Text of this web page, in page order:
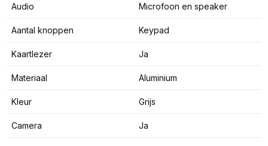
Audio Microfoon en speaker
Aantal knoppen Keypad
Kaartlezer Ja
Materiaal Aluminium
Kleur Grijs
Camera Ja